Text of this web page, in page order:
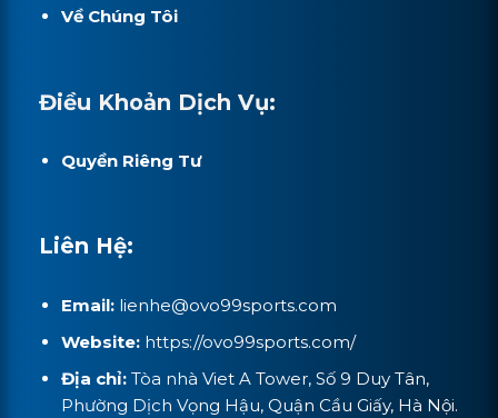
Về Chúng Tôi
Điều Khoản Dịch Vụ:
Quyền Riêng Tư
Liên Hệ:
Email: lienhe@ovo99sports.com
Website: https://ovo99sports.com/
Địa chỉ: Tòa nhà Viet A Tower, Số 9 Duy Tân,
Phường Dịch Vọng Hậu, Quận Cầu Giấy, Hà Nội.